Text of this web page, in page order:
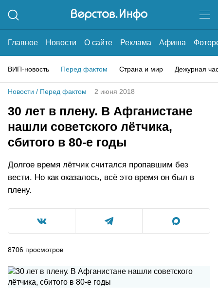
Главное Новости О сайте Реклама Афиша
ВИП-новость Перед фактом Страна и мир Дежурная
Новости / Перед фактом 2 июня 2018
30 лет в плену. В Афганистане
нашли советского лётчика,
сбитого в 80-е годы
Долгое время лётчик считался пропавшим без
вести. Но как оказалось, всё это время он был в
плену.
8706 просмотров